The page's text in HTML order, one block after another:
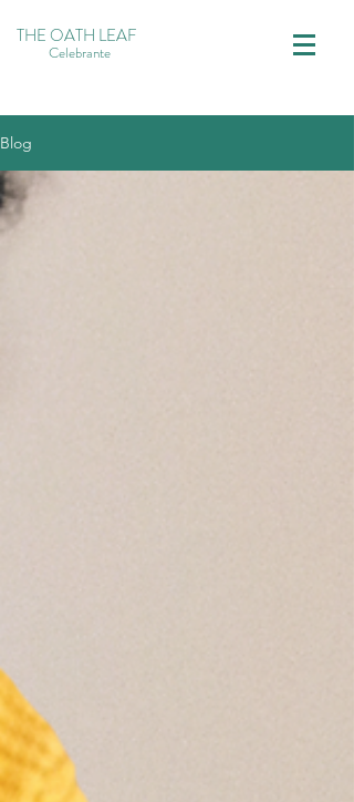
THE OATH LEAF
Celebrante
Blog